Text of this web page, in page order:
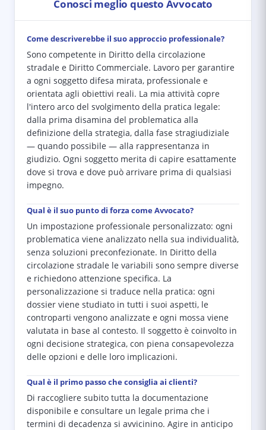
Conosci meglio questo Avvocato
Come descriverebbe il suo approccio professionale?
Sono competente in Diritto della circolazione
stradale e Diritto Commerciale. Lavoro per garantire
a ogni soggetto difesa mirata, professionale e
orientata agli obiettivi reali. La mia attività copre
l'intero arco del svolgimento della pratica legale:
dalla prima disamina del problematica alla
definizione della strategia, dalla fase stragiudiziale
— quando possibile — alla rappresentanza in
giudizio. Ogni soggetto merita di capire esattamente
dove si trova e dove può arrivare prima di qualsiasi
impegno.
Qual è il suo punto di forza come Avvocato?
Un impostazione professionale personalizzato: ogni
problematica viene analizzato nella sua individualità,
senza soluzioni preconfezionate. In Diritto della
circolazione stradale le variabili sono sempre diverse
e richiedono attenzione specifica. La
personalizzazione si traduce nella pratica: ogni
dossier viene studiato in tutti i suoi aspetti, le
controparti vengono analizzate e ogni mossa viene
valutata in base al contesto. Il soggetto è coinvolto in
ogni decisione strategica, con piena consapevolezza
delle opzioni e delle loro implicazioni.
Qual è il primo passo che consiglia ai clienti?
Di raccogliere subito tutta la documentazione
disponibile e consultare un legale prima che i
termini di decadenza si avvicinino. Agire in anticipo